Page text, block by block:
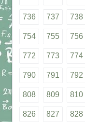
736 737 738
754 755 756
772 773 774
790 791 792
808 809 810
826 827 828